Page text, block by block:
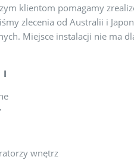
klientom pomagamy
zlecenia od Australii i
Miejsce instalacji nie ma
wnętrz